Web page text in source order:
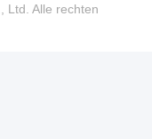
Ltd. Alle rechten